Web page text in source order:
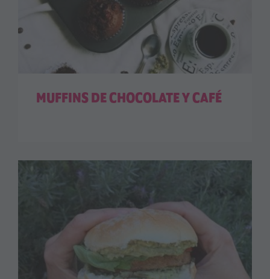
MUFFINS DE CHOCOLATE Y CAFÉ